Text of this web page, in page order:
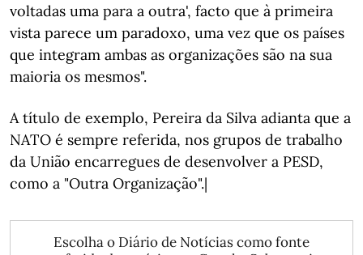
voltadas uma para a outra', facto que à primeira
vista parece um paradoxo, uma vez que os países
que integram ambas as organizações são na sua
maioria os mesmos".
A título de exemplo, Pereira da Silva adianta que a
NATO é sempre referida, nos grupos de trabalho
da União encarregues de desenvolver a PESD,
como a "Outra Organização".|
Escolha o Diário de Notícias como fonte